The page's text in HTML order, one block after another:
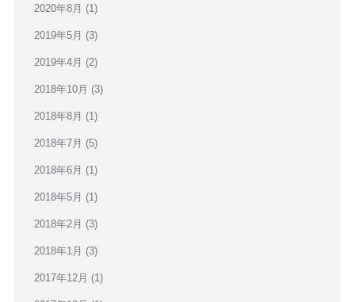
2020年8月 (1)
2019年5月 (3)
2019年4月 (2)
2018年10月 (3)
2018年8月 (1)
2018年7月 (5)
2018年6月 (1)
2018年5月 (1)
2018年2月 (3)
2018年1月 (3)
2017年12月 (1)